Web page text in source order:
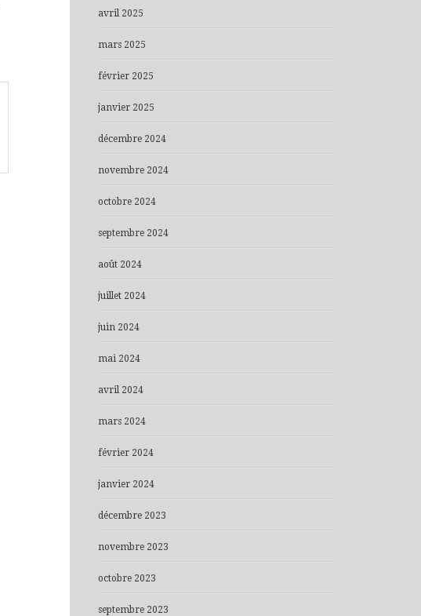
avril 2025
mars 2025
février 2025
janvier 2025
décembre 2024
novembre 2024
octobre 2024
septembre 2024
août 2024
juillet 2024
juin 2024
mai 2024
avril 2024
mars 2024
février 2024
janvier 2024
décembre 2023
novembre 2023
octobre 2023
septembre 2023